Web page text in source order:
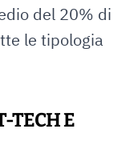
del 20% di
le tipologia
TECH E